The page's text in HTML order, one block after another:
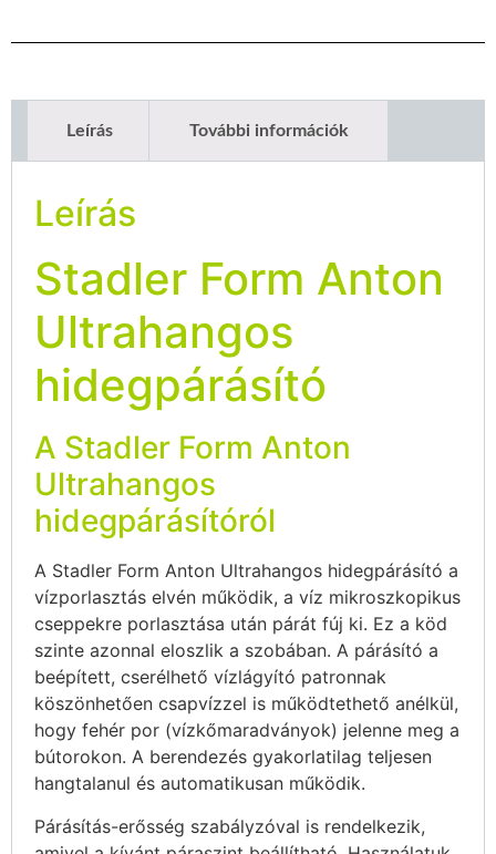
Leírás További információk
Leírás
Stadler Form Anton
Ultrahangos
hidegpárásító
A Stadler Form Anton
Ultrahangos
hidegpárásítóról
A Stadler Form Anton Ultrahangos hidegpárásító a
vízporlasztás elvén működik, a víz mikroszkopikus
cseppekre porlasztása után párát fúj ki. Ez a köd
szinte azonnal eloszlik a szobában. A párásító a
beépített, cserélhető vízlágyító patronnak
köszönhetően csapvízzel is működtethető anélkül,
hogy fehér por (vízkőmaradványok) jelenne meg a
bútorokon. A berendezés gyakorlatilag teljesen
hangtalanul és automatikusan működik.
Párásítás-erősség szabályzóval is rendelkezik,